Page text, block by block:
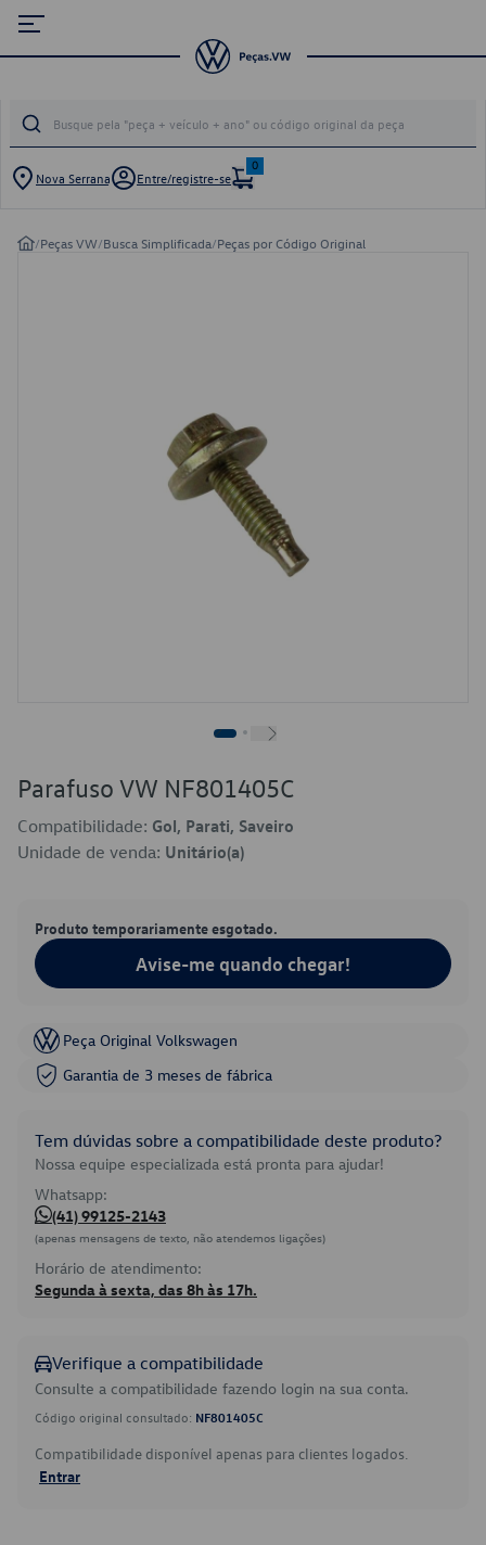
Nova Serrana Entre/registre-se
0
/Peças VW/Busca Simplificada/Peças por Código Original
Parafuso VW NF801405C
Compatibilidade: Gol, Parati, Saveiro
Unidade de venda: Unitário(a)
Produto temporariamente esgotado.
Avise-me quando chegar!
Peça Original Volkswagen
Garantia de 3 meses de fábrica
Tem dúvidas sobre a compatibilidade deste produto?
Nossa equipe especializada está pronta para ajudar!
Whatsapp:
(41) 99125-2143
(apenas mensagens de texto, não atendemos ligações)
Horário de atendimento:
Segunda à sexta, das 8h às 17h.
Verifique a compatibilidade
Consulte a compatibilidade fazendo login na sua conta.
Código original consultado: NF801405C
Compatibilidade disponível apenas para clientes logados.
Entrar